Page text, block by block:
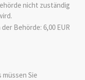
nicht zuständig
Behörde: 6,00 EUR
Sie